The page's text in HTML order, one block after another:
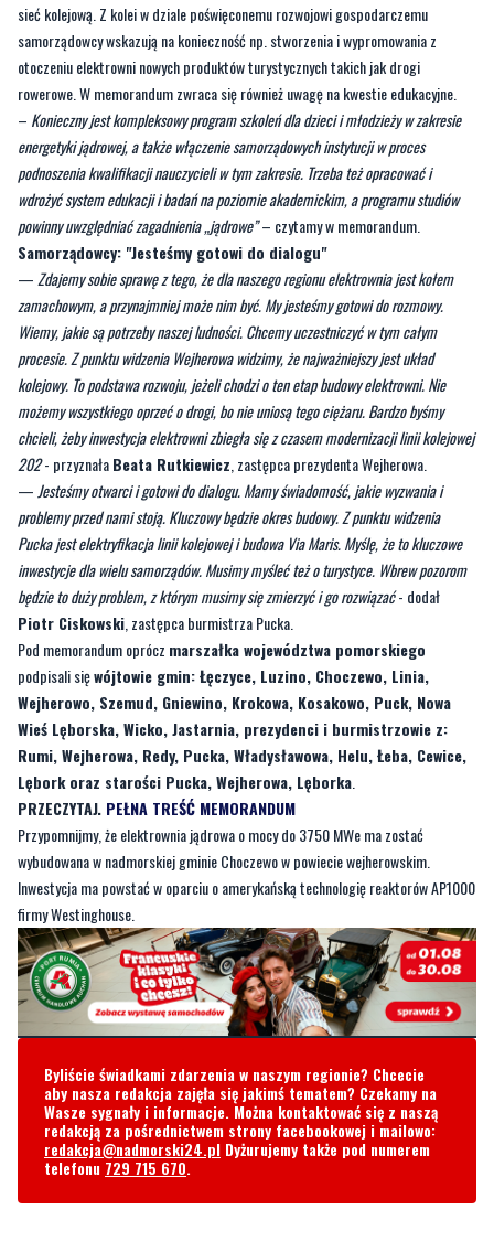
rowerowe. W memorandum zwraca się również uwagę na kwestie edukacyjne.
–Konieczny jest kompleksowy program szkoleń dla dzieci i młodzieży w zakresie
energetyki jądrowej, a także włączenie samorządowych instytucji w proces
podnoszenia kwalifikacji nauczycieli w tym zakresie. Trzeba też opracować i
wdrożyć system edukacji i badań na poziomie akademickim, a programu studiów
powinny uwzględniać zagadnienia „jądrowe”– czytamy w memorandum.
Samorządowcy: "Jesteśmy gotowi do dialogu"
—Zdajemy sobie sprawę z tego, że dla naszego regionu elektrownia jest kołem
zamachowym, a przynajmniej może nim być. My jesteśmy gotowi do rozmowy.
Wiemy, jakie są potrzeby naszej ludności. Chcemy uczestniczyć w tym całym
procesie. Z punktu widzenia Wejherowa widzimy, że najważniejszy jest układ
kolejowy. To podstawa rozwoju, jeżeli chodzi o ten etap budowy elektrowni. Nie
możemy wszystkiego oprzeć o drogi, bo nie uniosą tego ciężaru. Bardzo byśmy
chcieli, żeby inwestycja elektrowni zbiegła się z czasem modernizacji linii kolejowej
202- przyznałaBeata Rutkiewicz, zastępca prezydenta Wejherowa.
—Jesteśmy otwarci i gotowi do dialogu. Mamy świadomość, jakie wyzwania i
problemy przed nami stoją. Kluczowy będzie okres budowy. Z punktu widzenia
Pucka jest elektryfikacja linii kolejowej i budowa Via Maris. Myślę, że to kluczowe
inwestycje dla wielu samorządów. Musimy myśleć też o turystyce. Wbrew pozorom
będzie to duży problem, z którym musimy się zmierzyć i go rozwiązać- dodał
Piotr Ciskowski, zastępca burmistrza Pucka.
Pod memorandum opróczmarszałka województwa pomorskiego
podpisali sięwójtowie gmin: Łęczyce, Luzino, Choczewo, Linia,
Wejherowo, Szemud, Gniewino, Krokowa, Kosakowo, Puck, Nowa
Wieś Lęborska, Wicko, Jastarnia, prezydenci i burmistrzowie z:
Rumi, Wejherowa, Redy, Pucka, Władysławowa, Helu, Łeba, Cewice,
Lębork oraz starości Pucka, Wejherowa, Lęborka.
PRZECZYTAJ.PEŁNA TREŚĆ MEMORANDUM
Przypomnijmy, że elektrownia jądrowa o mocy do 3750 MWe ma zostać
wybudowana w nadmorskiej gminie Choczewo w powiecie wejherowskim.
Inwestycja ma powstać w oparciu o amerykańską technologię reaktorów AP1000
firmy Westinghouse.
Byliście świadkami zdarzenia w naszym regionie? Chcecie
aby nasza redakcja zajęła się jakimś tematem? Czekamy na
Wasze sygnały i informacje. Można kontaktować się z naszą
redakcja@nadmorski24.plDyżurujemy także pod numerem
telefonu729 715 670.
Komentarze